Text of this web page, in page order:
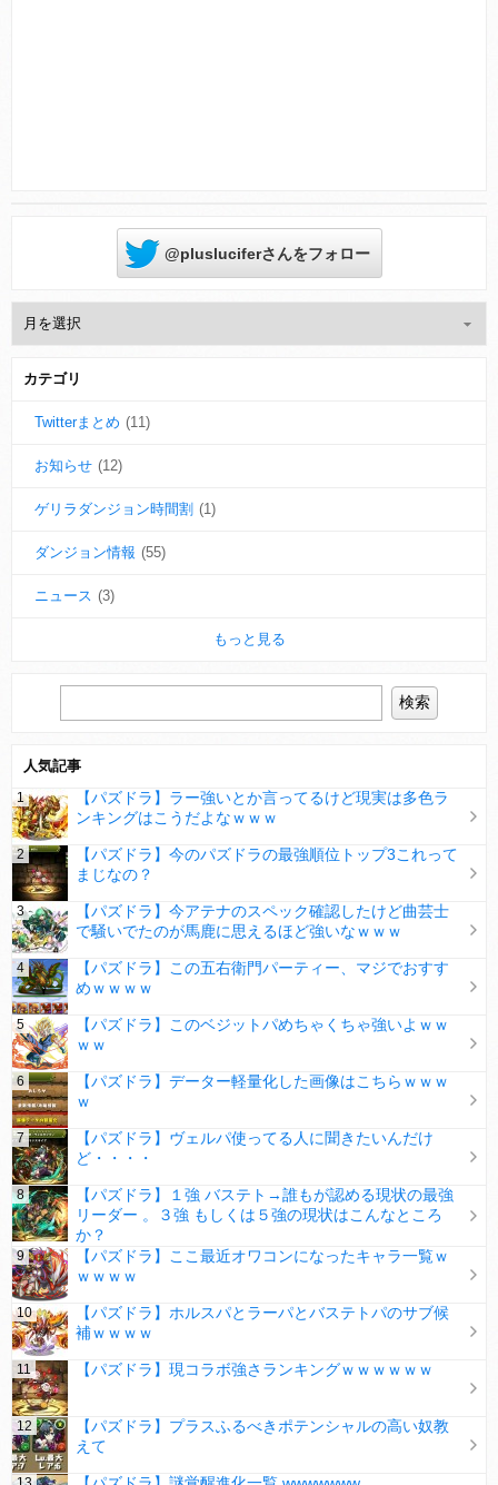
@plusluciferさんをフォロー
カテゴリ
Twitterまとめ (11)
お知らせ (12)
ゲリラダンジョン時間割 (1)
ダンジョン情報 (55)
ニュース (3)
もっと見る
人気記事
【パズドラ】ラー強いとか言ってるけど現実は多色ラ
ンキングはこうだよなｗｗｗ
【パズドラ】今のパズドラの最強順位トップ3これって
まじなの？
【パズドラ】今アテナのスペック確認したけど曲芸士
で騒いでたのが馬鹿に思えるほど強いなｗｗｗ
【パズドラ】この五右衛門パーティー、マジでおすす
めｗｗｗｗ
【パズドラ】このベジットパめちゃくちゃ強いよｗｗ
ｗｗ
【パズドラ】データー軽量化した画像はこちらｗｗｗ
ｗ
【パズドラ】ヴェルパ使ってる人に聞きたいんだけ
ど・・・・
【パズドラ】１強 バステト→誰もが認める現状の最強
リーダー 。３強 もしくは５強の現状はこんなところ
か？
【パズドラ】ここ最近オワコンになったキャラ一覧ｗ
ｗｗｗｗ
【パズドラ】ホルスパとラーパとバステトパのサブ候
補ｗｗｗｗ
【パズドラ】現コラボ強さランキングｗｗｗｗｗｗ
【パズドラ】プラスふるべきポテンシャルの高い奴教
えて